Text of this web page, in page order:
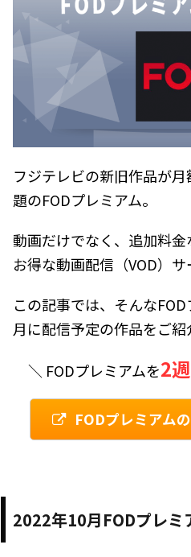
フジテレビの新旧作品が
題のFODプレミアム。
動画だけでなく、追加料
お得な動画配信（VOD）サ
この記事では、そんな
月に配信予定の作品をご紹
＼ FODプレミアムを2
FODプレミアム
2022年10月FODプレミ